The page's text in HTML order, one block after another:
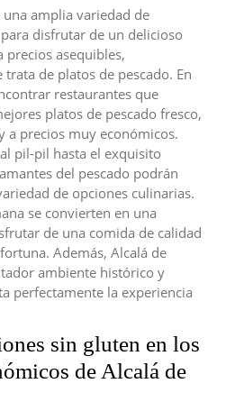
amplia variedad de
disfrutar de un delicioso
precios asequibles,
de platos de pescado. En
restaurantes que
platos de pescado fresco,
a precios muy económicos.
pil-pil hasta el exquisito
del pescado podrán
de opciones culinarias.
se convierten en una
de una comida de calidad
Además, Alcalá de
ambiente histórico y
perfectamente la experiencia
sin gluten en los
de Alcalá de